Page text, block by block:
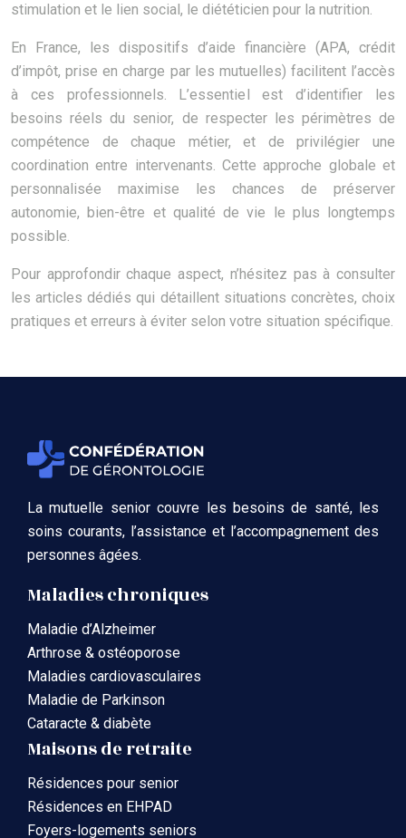
stimulation et le lien social, le diététicien pour la nutrition.
En France, les dispositifs d’aide financière (APA, crédit
d’impôt, prise en charge par les mutuelles) facilitent l’accès
à ces professionnels. L’essentiel est d’identifier les
besoins réels du senior, de respecter les périmètres de
compétence de chaque métier, et de privilégier une
coordination entre intervenants. Cette approche globale et
personnalisée maximise les chances de préserver
autonomie, bien-être et qualité de vie le plus longtemps
possible.
Pour approfondir chaque aspect, n’hésitez pas à consulter
les articles dédiés qui détaillent situations concrètes, choix
pratiques et erreurs à éviter selon votre situation spécifique.
La mutuelle senior couvre les besoins de santé, les
soins courants, l’assistance et l’accompagnement des
personnes âgées.
Maladies chroniques
Maladie d’Alzheimer
Arthrose & ostéoporose
Maladies cardiovasculaires
Maladie de Parkinson
Cataracte & diabète
Maisons de retraite
Résidences pour senior
Résidences en EHPAD
Foyers-logements seniors